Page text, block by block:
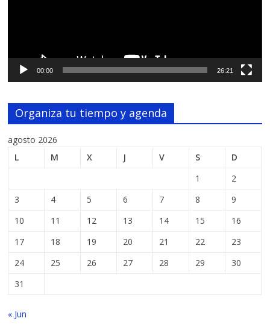
00:00 26:21
Organiza tu tiempo y agenda
agosto 2026
L
M X J V S
D
1
2
3
4 5 6 7 8
9
10
11 12 13 14 15
16
17
18 19 20 21 22
23
24
25 26 27 28 29
30
31
« Jun